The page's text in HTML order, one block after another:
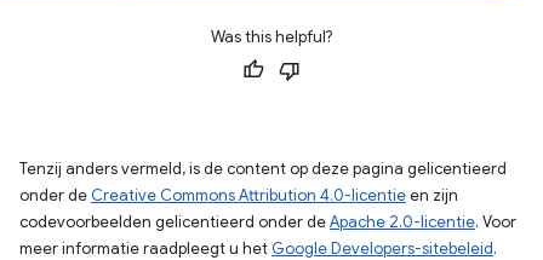
Was this helpful?
Tenzij anders vermeld, is de content op deze pagina gelicentieerd
onder de Creative Commons Attribution 4.0-licentieen zijn
codevoorbeelden gelicentieerd onder deApache 2.0-licentie. Voor
meer informatie raadpleegt u het Google Developers-sitebeleid.